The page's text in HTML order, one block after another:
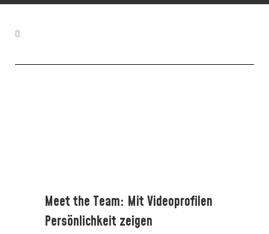
Meet the Team: Mit Videoprofilen
Persönlichkeit zeigen